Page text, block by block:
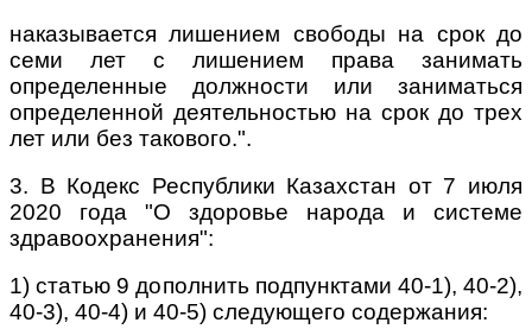
наказывается лишением свободы на срок до
семи лет с лишением права занимать
определенные должности или заниматься
определенной деятельностью на срок до трех
лет или без такового.".
3. В Кодекс Республики Казахстан от 7 июля
2020 года "О здоровье народа и системе
здравоохранения":
1) статью 9 дополнить подпунктами 40-1), 40-2),
40-3), 40-4) и 40-5) следующего содержания: